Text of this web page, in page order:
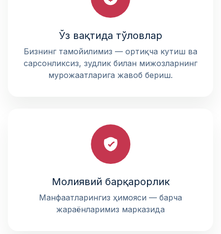
Ўз вақтида тўловлар
Бизнинг тамойилимиз — ортиқча кутиш ва
сарсонликсиз, зудлик билан мижозларнинг
мурожаатларига жавоб бериш.
Молиявий барқарорлик
Манфаатларингиз ҳимояси — барча
жараёнларимиз марказида